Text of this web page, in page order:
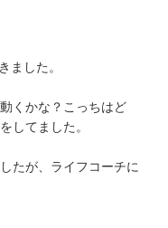
ました。
くかな？こっちはど
してました。
たが、ライフコーチに